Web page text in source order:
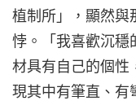
植制所」，顯然與
悖。「我喜歡沉穩
材具有自己的個性
現其中有筆直、有